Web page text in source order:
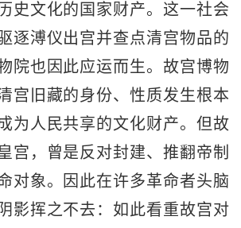
史文化的国家财产。这一社会
逐溥仪出宫并查点清宫物品的
院也因此应运而生。故宫博物
宫旧藏的身份、性质发生根本
为人民共享的文化财产。但故
宫，曾是反对封建、推翻帝制
对象。因此在许多革命者头脑
影挥之不去：如此看重故宫对